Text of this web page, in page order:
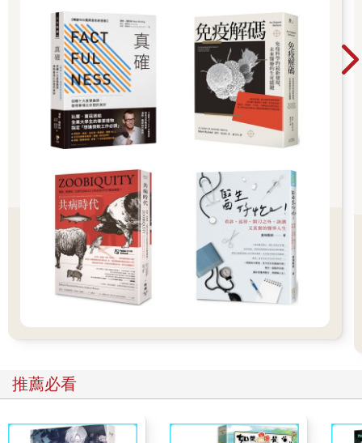
徒手療法的4個步驟：從他助到自助，才是真正的復健之道。
Q2 「徒手療法」是推拿嗎？
A：「推拿」著重經絡或穴位，
「徒手療法」須先進行肌肉整復、骨骼正位，再調理經絡
徒手療法和推拿，是不同時期的說法，基本上講的是同一件事。
但是在觀念上，本書所提及的「徒手療法」，和目前坊間常見的
「穴位」來進行推拿、按摩手法上的施術點。而「徒手療法」的
施術者，必須確實瞭解人體的肌肉和骨骼，先進行肌肉的整復、
骨骼的正位，再進一步調理經絡。
因為「經絡」是氣在體內運行的無形路徑，它會隨著骨骼的偏
位、局部肌肉的緊繃，或病灶的產生而改變其路徑。唯有在骨骼
正位，肌肉恢復應有的彈性下，才能確實發揮修復損傷部位，和
調理經絡的功效。
Q3 「徒手療法」包含哪些步驟？
其放鬆的觀念上，總以為只有調理經絡，才是對身體的真正治
推薦必看